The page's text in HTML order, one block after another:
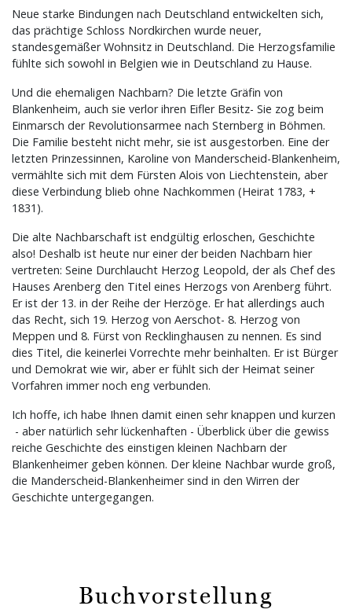
Neue starke Bindungen nach Deutschland entwickelten sich,
das prächtige Schloss Nordkirchen wurde neuer,
standesgemäßer Wohnsitz in Deutschland. Die Herzogsfamilie
fühlte sich sowohl in Belgien wie in Deutschland zu Hause.
Und die ehemaligen Nachbarn? Die letzte Gräfin von
Blankenheim, auch sie verlor ihren Eifler Besitz- Sie zog beim
Einmarsch der Revolutionsarmee nach Sternberg in Böhmen.
Die Familie besteht nicht mehr, sie ist ausgestorben. Eine der
letzten Prinzessinnen, Karoline von Manderscheid-Blankenheim,
vermählte sich mit dem Fürsten Alois von Liechtenstein, aber
diese Verbindung blieb ohne Nachkommen (Heirat 1783, +
1831).
Die alte Nachbarschaft ist endgültig erloschen, Geschichte
also! Deshalb ist heute nur einer der beiden Nachbarn hier
vertreten: Seine Durchlaucht Herzog Leopold, der als Chef des
Hauses Arenberg den Titel eines Herzogs von Arenberg führt.
Er ist der 13. in der Reihe der Herzöge. Er hat allerdings auch
das Recht, sich 19. Herzog von Aerschot- 8. Herzog von
Meppen und 8. Fürst von Recklinghausen zu nennen. Es sind
dies Titel, die keinerlei Vorrechte mehr beinhalten. Er ist Bürger
und Demokrat wie wir, aber er fühlt sich der Heimat seiner
Vorfahren immer noch eng verbunden.
Ich hoffe, ich habe Ihnen damit einen sehr knappen und kurzen
- aber natürlich sehr lückenhaften - Überblick über die gewiss
reiche Geschichte des einstigen kleinen Nachbarn der
Blankenheimer geben können. Der kleine Nachbar wurde groß,
die Manderscheid-Blankenheimer sind in den Wirren der
Geschichte untergegangen.
Buchvorstellung